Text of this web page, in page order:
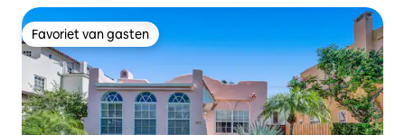
Favoriet van gasten
Favoriet van gasten